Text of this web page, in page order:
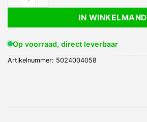
IN WINKELMAND
Op voorraad, direct leverbaar
Artikelnummer: 5024004058